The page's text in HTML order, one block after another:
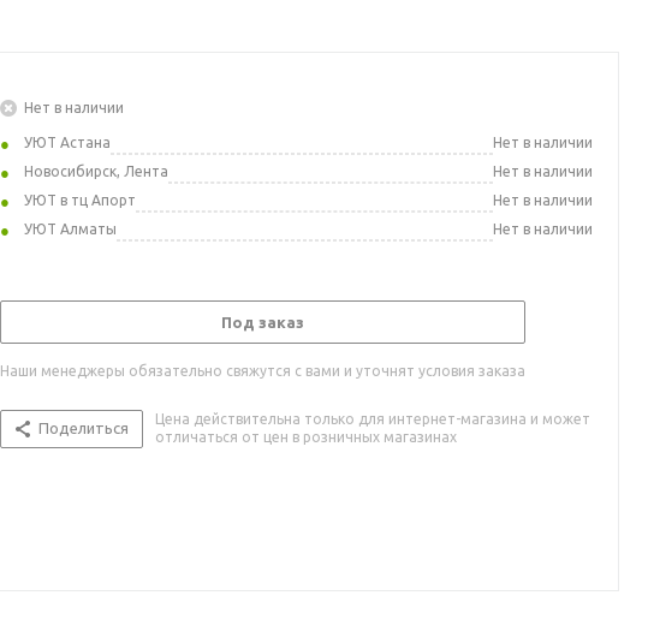
Нет в наличии
УЮТ Астана
Нет в наличии
Новосибирск, Лента
Нет в наличии
УЮТ в тц Апорт
Нет в наличии
УЮТ Алматы
Нет в наличии
Под заказ
Наши менеджеры обязательно свяжутся с вами и уточнят условия заказа
Поделиться
Цена действительна только для интернет-магазина и может
отличаться от цен в розничных магазинах